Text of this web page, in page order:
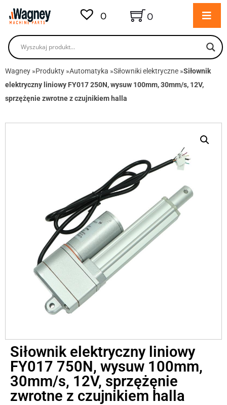
0 0
Wagney »Produkty »Automatyka »Siłowniki elektryczne »Siłownik
elektryczny liniowy FY017 250N, wysuw 100mm, 30mm/s, 12V,
sprzężęnie zwrotne z czujnikiem halla
Siłownik elektryczny liniowy
FY017 750N, wysuw 100mm,
30mm/s, 12V, sprzężęnie
zwrotne z czujnikiem halla